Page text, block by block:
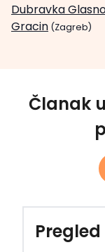
Dubravka
Gracin (Zagreb)
Članak